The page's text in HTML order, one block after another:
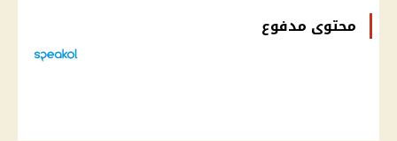
محتوى مدفوع